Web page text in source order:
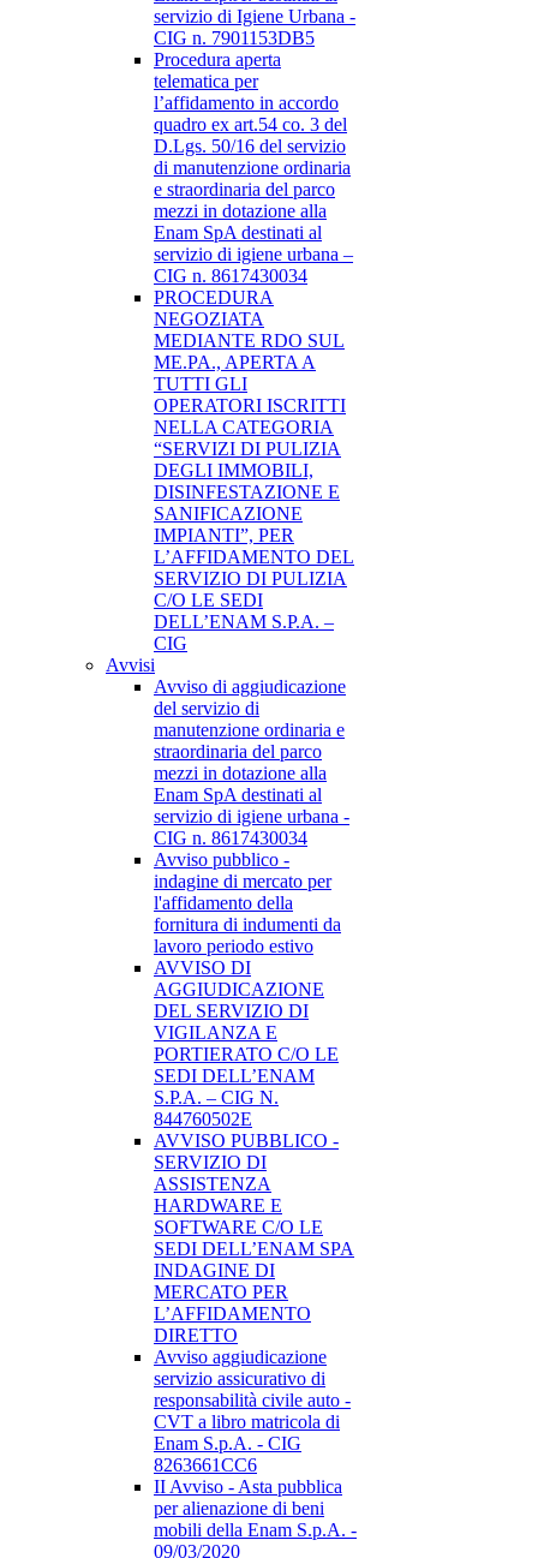
servizio di Igiene Urbana -
CIG n. 7901153DB5
Procedura aperta
telematica per
l’affidamento in accordo
quadro ex art.54 co. 3 del
D.Lgs. 50/16 del servizio
di manutenzione ordinaria
e straordinaria del parco
mezzi in dotazione alla
Enam SpA destinati al
servizio di igiene urbana –
CIG n. 8617430034
PROCEDURA
NEGOZIATA
MEDIANTE RDO SUL
ME.PA., APERTA A
TUTTI GLI
OPERATORI ISCRITTI
NELLA CATEGORIA
“SERVIZI DI PULIZIA
DEGLI IMMOBILI,
DISINFESTAZIONE E
SANIFICAZIONE
IMPIANTI”, PER
L’AFFIDAMENTO DEL
SERVIZIO DI PULIZIA
C/O LE SEDI
DELL’ENAM S.P.A. –
CIG
Avvisi
Avviso di aggiudicazione
del servizio di
manutenzione ordinaria e
straordinaria del parco
mezzi in dotazione alla
Enam SpA destinati al
servizio di igiene urbana -
CIG n. 8617430034
Avviso pubblico -
indagine di mercato per
l'affidamento della
fornitura di indumenti da
lavoro periodo estivo
AVVISO DI
AGGIUDICAZIONE
DEL SERVIZIO DI
VIGILANZA E
PORTIERATO C/O LE
SEDI DELL’ENAM
S.P.A. – CIG N.
844760502E
AVVISO PUBBLICO -
SERVIZIO DI
ASSISTENZA
HARDWARE E
SOFTWARE C/O LE
SEDI DELL’ENAM SPA
INDAGINE DI
MERCATO PER
L’AFFIDAMENTO
DIRETTO
Avviso aggiudicazione
servizio assicurativo di
responsabilità civile auto -
CVT a libro matricola di
Enam S.p.A. - CIG
8263661CC6
II Avviso - Asta pubblica
per alienazione di beni
mobili della Enam S.p.A. -
09/03/2020